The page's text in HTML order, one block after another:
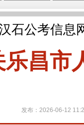
石公考信息
乐昌
发布：2026-06-12